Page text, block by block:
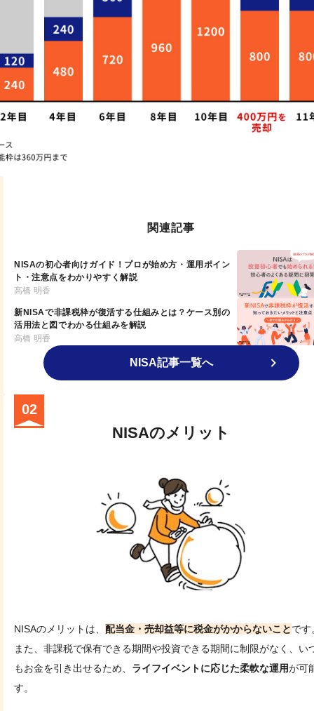
関連記事
NISAの初心者向けガイド！プロが始め方・運用ポイン
ト・注意点をわかりやすく解説
高橋 明香
新NISAで非課税枠が復活する仕組みとは？ケース別の
活用法と図でわかる仕組みを解説
高橋 明香
NISA記事一覧へ
02
NISAのメリット
NISAのメリットは、 配当金・売却益等に税金がかからないことです
また、非課税で保有できる期間や投資できる期間に制限がなく、い
もお金を引き出せるため、 ライフイベントに応じた柔軟な運用が可
す。